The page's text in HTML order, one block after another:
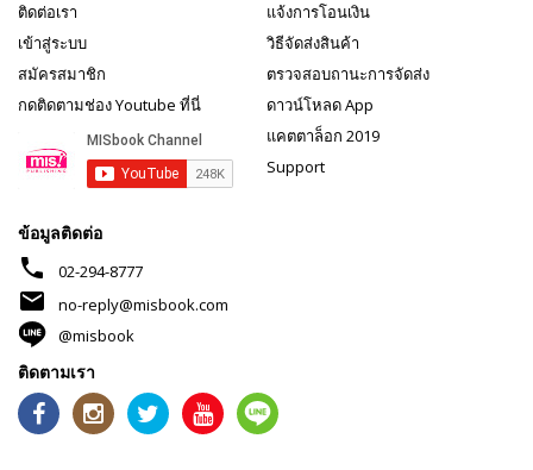
ติดต่อเรา
เข้าสู่ระบบ
สมัครสมาชิก
กดติดตามช่อง Youtube ที่นี่
แจ้งการโอนเงิน
วิธีจัดส่งสินค้า
ตรวจสอบถานะการจัดส่ง
ดาวน์โหลด App
แคตตาล็อก 2019
Support
ข้อมูลติดต่อ
phone 02-294-8777
mail
no-reply@misbook.com
@misbook
ติดตามเรา